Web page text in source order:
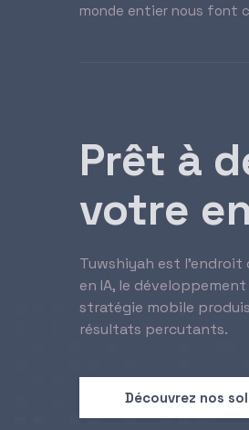
monde entier nous font
Prêt à
votre
Tuwshiyah est l’endroit
en IA, le
stratégie mobile
résultats percutants.
Découvrez nos